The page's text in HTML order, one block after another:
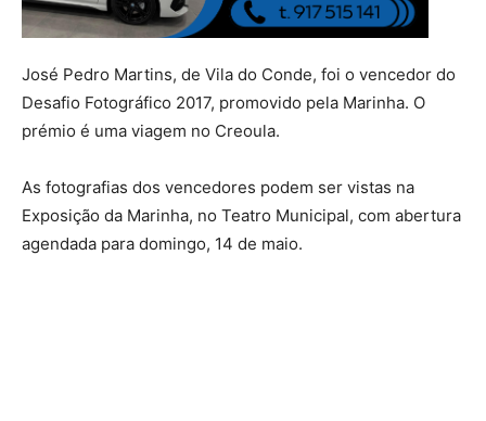
José Pedro Martins, de Vila do Conde, foi o vencedor do
Desafio Fotográfico 2017, promovido pela Marinha. O
prémio é uma viagem no Creoula.
As fotografias dos vencedores podem ser vistas na
Exposição da Marinha, no Teatro Municipal, com abertura
agendada para domingo, 14 de maio.